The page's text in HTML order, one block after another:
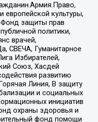
европейской культуры,
Фонд защиты прав
политики,
врачей,
Гуманитарное
Избирателей,
Союз, Хасдей
развитию
Линия, В защиту
и социальных
инициатив
охраны здоровья и
фонд помощи